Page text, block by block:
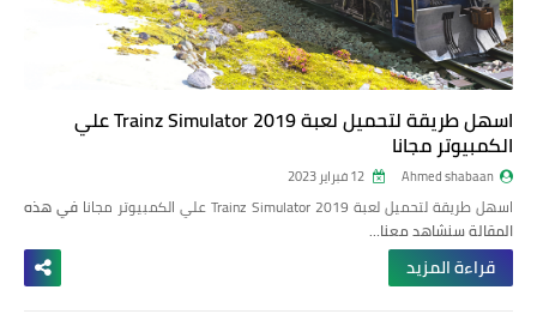
اسهل طريقة لتحميل لعبة Trainz Simulator 2019 علي
الكمبيوتر مجانا
Ahmed shabaan
اسهل طريقة لتحميل لعبة Trainz Simulator 2019 علي الكمبيوتر مجانا
في هذه
المقالة سنشاهد معنا…
قراءة المزيد